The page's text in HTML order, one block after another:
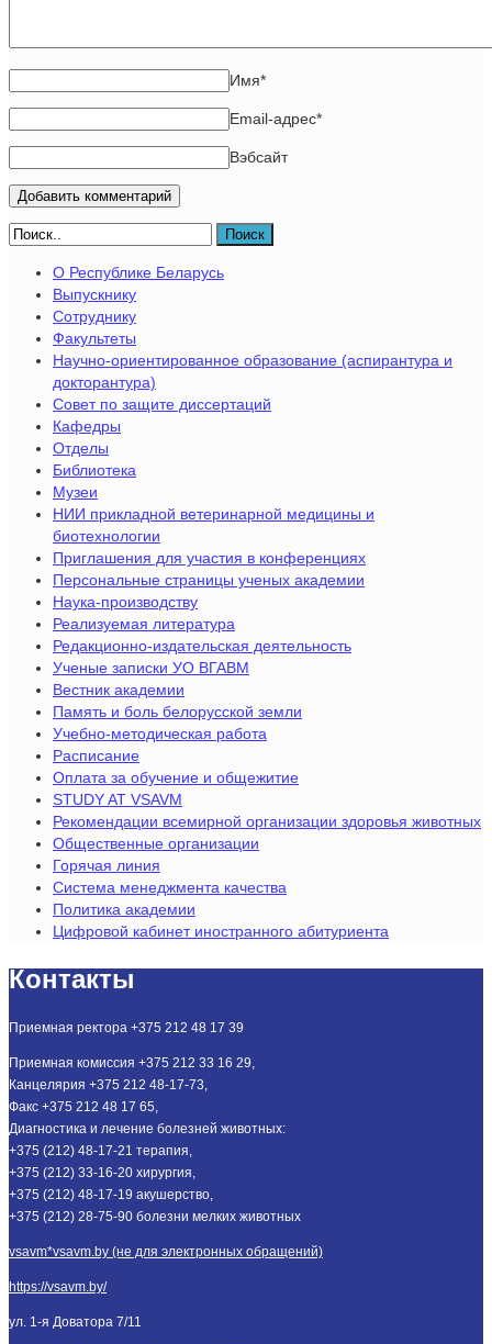
Имя*
Email-адрес*
Вэбсайт
Поиск
О Республике Беларусь
Выпускнику
Сотруднику
Факультеты
Научно-ориентированное образование (аспирантура и
докторантура)
Совет по защите диссертаций
Кафедры
Отделы
Библиотека
Музеи
НИИ прикладной ветеринарной медицины и
биотехнологии
Приглашения для участия в конференциях
Персональные страницы ученых академии
Наука-производству
Реализуемая литература
Редакционно-издательская деятельность
Ученые записки УО ВГАВМ
Вестник академии
Память и боль белорусской земли
Учебно-методическая работа
Расписание
Оплата за обучение и общежитие
STUDY AT VSAVM
Рекомендации всемирной организации здоровья животных
Общественные организации
Горячая линия
Система менеджмента качества
Политика академии
Цифровой кабинет иностранного абитуриента
Контакты
Приемная ректора +375 212 48 17 39
Приемная комиссия +375 212 33 16 29,
Канцелярия +375 212 48-17-73,
Факс +375 212 48 17 65,
Диагностика и лечение болезней животных:
+375 (212) 48-17-21 терапия,
+375 (212) 33-16-20 хирургия,
+375 (212) 48-17-19 акушерство,
+375 (212) 28-75-90 болезни мелких животных
vsavm*vsavm.by (не для электронных обращений)
https://vsavm.by/
ул. 1-я Доватора 7/11